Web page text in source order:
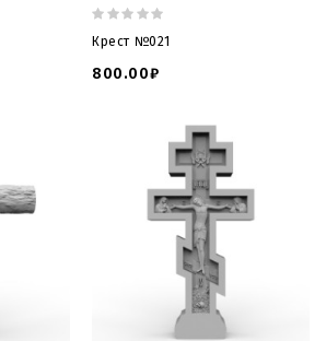
Крест №021
800.00₽